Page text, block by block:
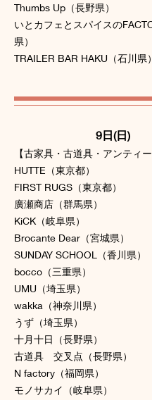
Thumbs Up（長野県）
いとカフェとスパイスの
県）
TRAILER BAR HAKU（石川県）
9日(日)
【古家具・古道具・アンティ
HUTTE（東京都）
FIRST RUGS（東京都）
廣瀬商店（群馬県）
KiCK（岐阜県）
Brocante Dear（宮城県）
SUNDAY SCHOOL（香川県）
bocco（三重県）
UMU（埼玉県）
wakka（神奈川県）
うず（埼玉県）
十月十日（長野県）
古道具 交叉点（長野県）
N factory（福岡県）
モノサカイ（岐阜県）